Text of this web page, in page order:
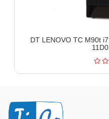
DT LENOVO TC M90t